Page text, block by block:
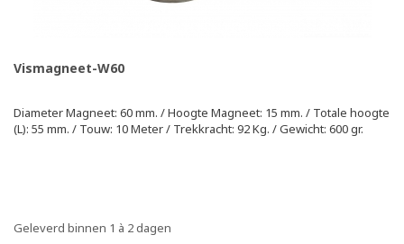
Vismagneet-W60
Diameter Magneet: 60 mm. / Hoogte Magneet: 15 mm. / Totale hoogte
(L): 55 mm. / Touw: 10 Meter / Trekkracht: 92 Kg. / Gewicht: 600 gr.
Geleverd binnen 1 à 2 dagen